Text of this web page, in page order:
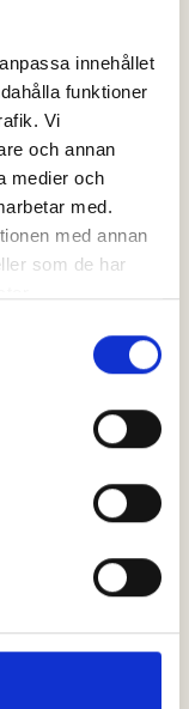
innehållet
funktioner
Vi
och annan
medier och
med.
med annan
som de har